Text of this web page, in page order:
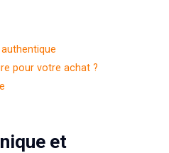
pour votre achat ?
et